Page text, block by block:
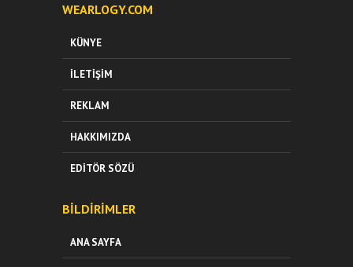
WEARLOGY.COM
KÜNYE
İLETIŞIM
REKLAM
HAKKIMIZDA
EDITÖR SÖZÜ
BILDIRIMLER
ANA SAYFA